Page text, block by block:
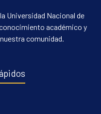
Universidad Nacional de
académico y
comunidad.